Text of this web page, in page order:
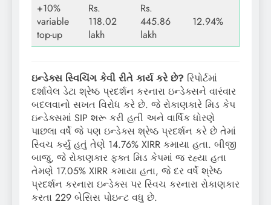
+10%
variable
top-up
Rs.
118.02
lakh
Rs.
445.86
lakh
12.94%
ઇન્ડેક્સ સ્વિચિંગ કેવી રીતે કાર્ય કરે છે? રિપોર્ટમાં
દર્શાવેલ ડેટા શ્રેષ્ઠ પ્રદર્શન કરનારા ઇન્ડેક્સને વારંવાર
બદલવાનો સખત વિરોધ કરે છે. જે રોકાણકારે મિડ કેપ
ઇન્ડેક્સમાં SIP શરૂ કરી હતી અને વાર્ષિક ધોરણે
પાછલા વર્ષે જે પણ ઇન્ડેક્સ શ્રેષ્ઠ પ્રદર્શન કરે છે તેમાં
સ્વિચ કર્યું હતું તેણે 14.76% XIRR કમાયા હતા. બીજી
બાજુ, જે રોકાણકાર ફક્ત મિડ કેપમાં જ રહ્યા હતા
તેમણે 17.05% XIRR કમાયા હતા, જે દર વર્ષે શ્રેષ્ઠ
પ્રદર્શન કરનારા ઇન્ડેક્સ પર સ્વિચ કરનારા રોકાણકાર
કરતા 229 બેસિસ પોઇન્ટ વધુ છે.